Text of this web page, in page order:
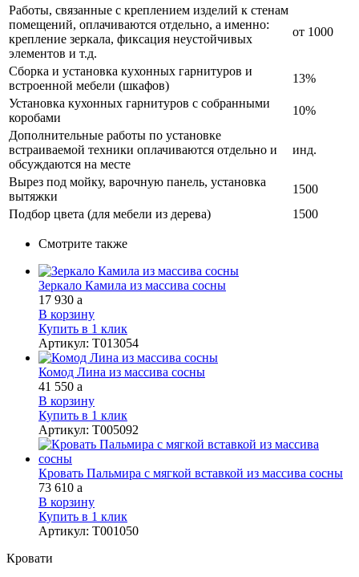
Работы, связанные с креплением изделий к стенам
помещений, оплачиваются отдельно, а именно:
крепление зеркала, фиксация неустойчивых
элементов и т.д.
от 1000
Сборка и установка кухонных гарнитуров и
встроенной мебели (шкафов)
13%
Установка кухонных гарнитуров с собранными
коробами
10%
Дополнительные работы по установке
встраиваемой техники оплачиваются отдельно и
обсуждаются на месте
инд.
Вырез под мойку, варочную панель, установка
вытяжки
1500
Подбор цвета (для мебели из дерева)
1500
Смотрите также
Зеркало Камила из массива сосны
17 930 a
В корзину
Купить в 1 клик
Артикул: Т013054
Комод Лина из массива сосны
41 550 a
В корзину
Купить в 1 клик
Артикул: Т005092
Кровать Пальмира с мягкой вставкой из массива сосны
73 610 a
В корзину
Купить в 1 клик
Артикул: Т001050
Кровати